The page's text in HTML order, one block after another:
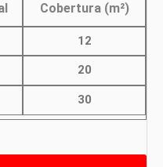
Cobertura (m²)
12
20
30